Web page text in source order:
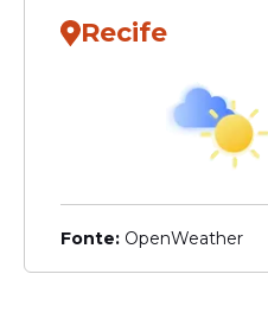
Recife
Fonte: OpenWeather